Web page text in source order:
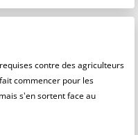
contre des agriculteurs
commencer pour les
s'en sortent face au